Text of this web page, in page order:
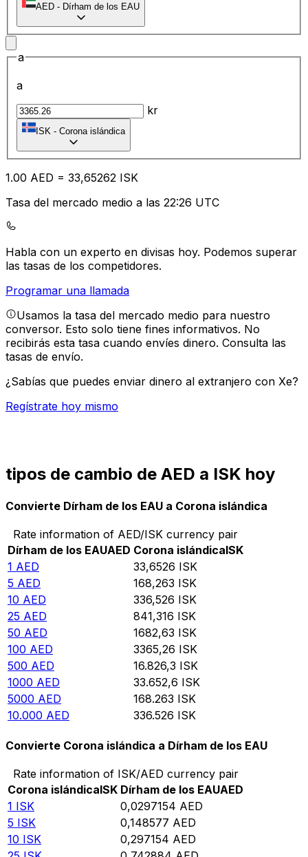
AED - Dírham de los EAU
a
a
kr
ISK - Corona islándica
1.00 AED = 33,65262 ISK
Tasa del mercado medio a las 22:26 UTC
Habla con un experto en divisas hoy. Podemos superar
las tasas de los competidores.
Programar una llamada
Usamos la tasa del mercado medio para nuestro
conversor. Esto solo tiene fines informativos. No
recibirás esta tasa cuando envíes dinero. Consulta las
tasas de envío.
¿Sabías que puedes enviar dinero al extranjero con Xe?
Regístrate hoy mismo
tipos de cambio de AED a ISK hoy
Convierte Dírham de los EAU a Corona islándica
Rate information of AED/ISK currency pair
Dírham de los EAUAED Corona islándicaISK
1 AED 33,6526 ISK
5 AED 168,263 ISK
10 AED 336,526 ISK
25 AED 841,316 ISK
50 AED 1682,63 ISK
100 AED 3365,26 ISK
500 AED 16.826,3 ISK
1000 AED 33.652,6 ISK
5000 AED 168.263 ISK
10.000 AED 336.526 ISK
Convierte Corona islándica a Dírham de los EAU
Rate information of ISK/AED currency pair
Corona islándicaISK Dírham de los EAUAED
1 ISK 0,0297154 AED
5 ISK 0,148577 AED
10 ISK 0,297154 AED